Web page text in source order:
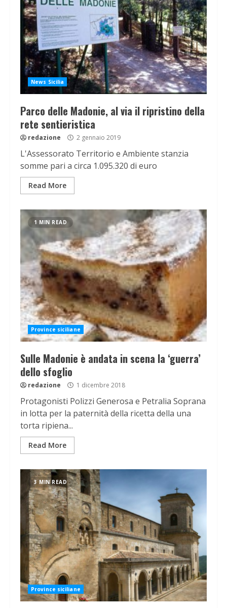
News Sicilia
Parco delle Madonie, al via il ripristino della
rete sentieristica
redazione 2 gennaio 2019
L'Assessorato Territorio e Ambiente stanzia
somme pari a circa 1.095.320 di euro
Read More
1 MIN READ
Province siciliane
Sulle Madonie è andata in scena la ‘guerra’
dello sfoglio
redazione 1 dicembre 2018
Protagonisti Polizzi Generosa e Petralia Soprana
in lotta per la paternità della ricetta della una
torta ripiena...
Read More
3 MIN READ
Province siciliane